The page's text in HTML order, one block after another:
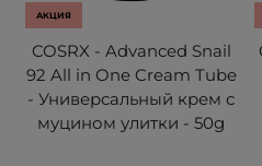
АКЦИЯ
COSRX - Advanced Snail
92 All in One Cream Tube
- Универсальный крем с
муцином улитки - 50g